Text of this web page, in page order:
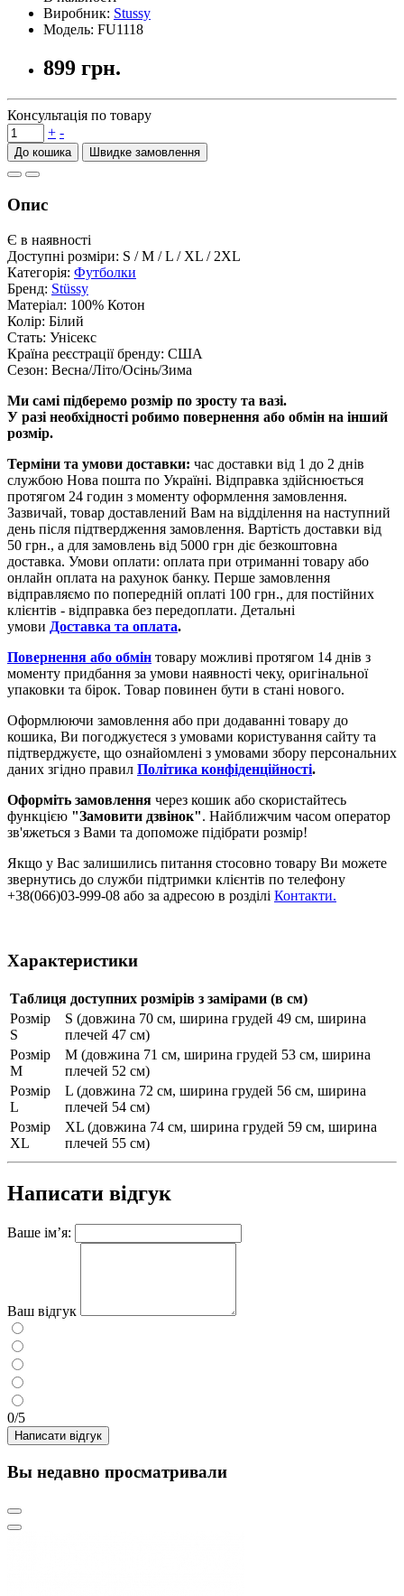
Виробник: Stussy
Модель: FU1118
899 грн.
Консультація по товару
+ -
До кошика
Опис
Є в наявності
Доступні розміри: S / M / L / XL / 2XL
Категорія: Футболки
Бренд: Stüssy
Матеріал: 100% Котон
Колір: Білий
Стать: Унісекс
Країна реєстрації бренду: США
Сезон: Весна/Літо/Осінь/Зима
Ми самі підберемо розмір по зросту та вазі.
У разі необхідності робимо повернення або обмін на інший
розмір.
Терміни та умови доставки: час доставки від 1 до 2 днів
службою Нова пошта по Україні. Відправка здійснюється
протягом 24 годин з моменту оформлення замовлення.
Зазвичай, товар доставлений Вам на відділення на наступний
день після підтвердження замовлення. Вартість доставки від
50 грн., а для замовлень від 5000 грн діє безкоштовна
доставка. Умови оплати: оплата при отриманні товару або
онлайн оплата на рахунок банку. Перше замовлення
відправляємо по попередній оплаті 100 грн., для постійних
клієнтів - відправка без передоплати. Детальні
умови Доставка та оплата.
Повернення або обмін товару можливі протягом 14 днів з
моменту придбання за умови наявності чеку, оригінальної
упаковки та бірок. Товар повинен бути в стані нового.
Оформлюючи замовлення або при додаванні товару до
кошика, Ви погоджуєтеся з умовами користування сайту та
підтверджуєте, що ознайомлені з умовами збору персональних
даних згідно правил Політика конфіденційності.
Оформіть замовлення через кошик або скористайтесь
функцією "Замовити дзвінок". Найближчим часом оператор
зв'яжеться з Вами та допоможе підібрати розмір!
Якщо у Вас залишились питання стосовно товару Ви можете
звернутись до служби підтримки клієнтів по телефону
+38(066)03-999-08 або за адресою в розділі Контакти.
Характеристики
Таблиця доступних розмірів з замірами (в см)
Розмір
S
S (довжина 70 см, ширина грудей 49 см, ширина
плечей 47 см)
Розмір
М
M (довжина 71 см, ширина грудей 53 см, ширина
плечей 52 см)
Розмір
L
L (довжина 72 см, ширина грудей 56 см, ширина
плечей 54 см)
Розмір
XL
XL (довжина 74 см, ширина грудей 59 см, ширина
плечей 55 см)
Написати відгук
Ваше ім’я:
Ваш відгук
0/5
Написати відгук
Вы недавно просматривали